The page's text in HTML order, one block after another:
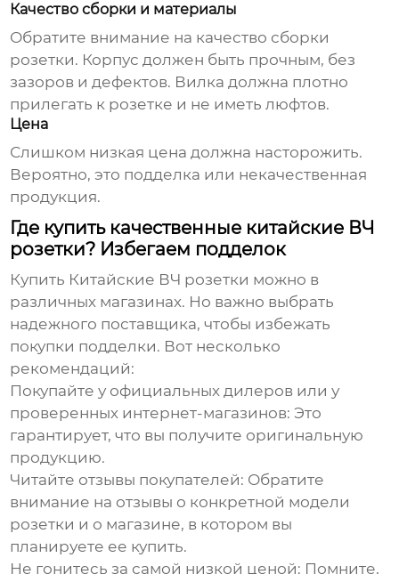
Качество сборки и материалы
Обратите внимание на качество сборки
розетки. Корпус должен быть прочным, без
зазоров и дефектов. Вилка должна плотно
прилегать к розетке и не иметь люфтов.
Цена
Слишком низкая цена должна насторожить.
Вероятно, это подделка или некачественная
продукция.
Где купить качественные китайские ВЧ
розетки? Избегаем подделок
Купить Китайские ВЧ розетки можно в
различных магазинах. Но важно выбрать
надежного поставщика, чтобы избежать
покупки подделки. Вот несколько
рекомендаций:
Покупайте у официальных дилеров или у
проверенных интернет-магазинов: Это
гарантирует, что вы получите оригинальную
продукцию.
Читайте отзывы покупателей: Обратите
внимание на отзывы о конкретной модели
розетки и о магазине, в котором вы
планируете ее купить.
Не гонитесь за самой низкой ценой: Помните,